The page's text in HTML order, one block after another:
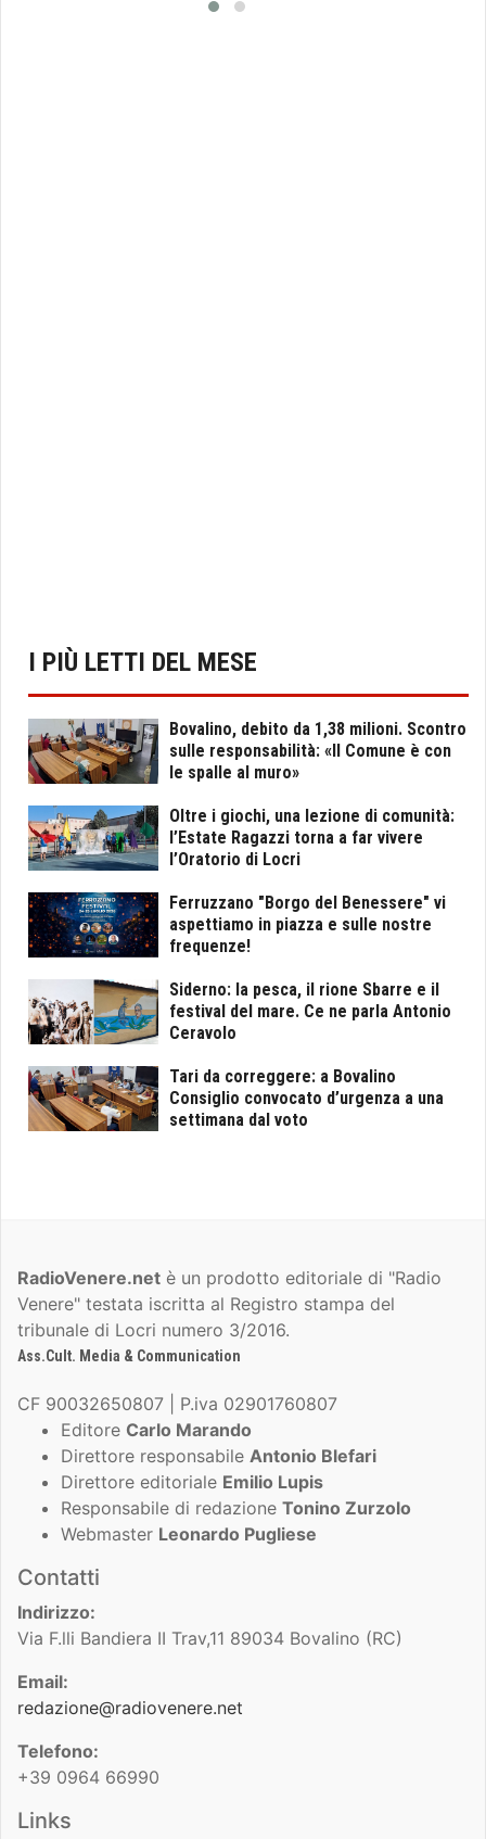
I PIÙ LETTI DEL MESE
Bovalino, debito da 1,38 milioni. Scontro
sulle responsabilità: «Il Comune è con
le spalle al muro»
Oltre i giochi, una lezione di comunità:
l’Estate Ragazzi torna a far vivere
l’Oratorio di Locri
Ferruzzano "Borgo del Benessere" vi
aspettiamo in piazza e sulle nostre
frequenze!
Siderno: la pesca, il rione Sbarre e il
festival del mare. Ce ne parla Antonio
Ceravolo
Tari da correggere: a Bovalino
Consiglio convocato d’urgenza a una
settimana dal voto
RadioVenere.net è un prodotto editoriale di "Radio
Venere" testata iscritta al Registro stampa del
tribunale di Locri numero 3/2016.
Ass.Cult. Media & Communication
CF 90032650807 | P.iva 02901760807
Editore Carlo Marando
Direttore responsabile Antonio Blefari
Direttore editoriale Emilio Lupis
Responsabile di redazione Tonino Zurzolo
Webmaster Leonardo Pugliese
Contatti
Indirizzo:
Via F.lli Bandiera II Trav,11 89034 Bovalino (RC)
Email:
redazione@radiovenere.net
Telefono:
+39 0964 66990
Links